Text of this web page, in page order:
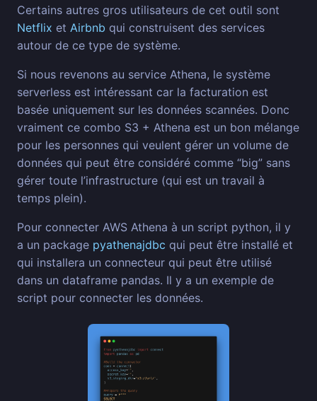
Certains autres gros utilisateurs de cet outil sont
Netflix et Airbnb qui construisent des services
autour de ce type de système.
Si nous revenons au service Athena, le système
serverless est intéressant car la facturation est
basée uniquement sur les données scannées. Donc
vraiment ce combo S3 + Athena est un bon mélange
pour les personnes qui veulent gérer un volume de
données qui peut être considéré comme “big” sans
gérer toute l’infrastructure (qui est un travail à
temps plein).
Pour connecter AWS Athena à un script python, il y
a un package pyathenajdbc qui peut être installé et
qui installera un connecteur qui peut être utilisé
dans un dataframe pandas. Il y a un exemple de
script pour connecter les données.